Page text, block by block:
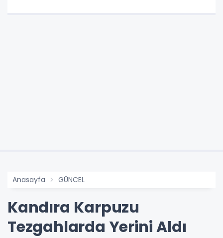
Anasayfa GÜNCEL
Kandıra Karpuzu
Tezgahlarda Yerini Aldı